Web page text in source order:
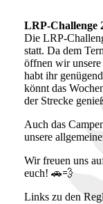
LRP-Challenge
Die LRP-
statt. Da dem
öffnen wir
habt ihr
könnt das
der Strecke
Auch das
unsere
Wir freuen uns
euch! 🚗💨
Links zu den